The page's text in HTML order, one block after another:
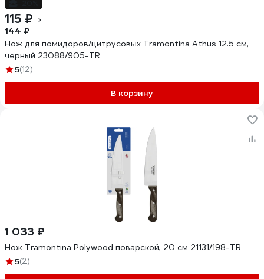
115 ₽
144 ₽
Нож для помидоров/цитрусовых Tramontina Athus 12.5 см,
черный 23088/905-TR
5(12)
В корзину
1 033 ₽
Нож Tramontina Polywood поварской, 20 см 21131/198-TR
5(2)